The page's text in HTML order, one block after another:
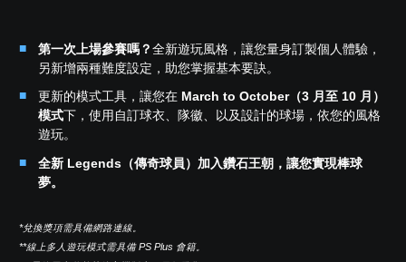
第一次上場參賽嗎？全新遊玩風格，讓您量身訂製個人體驗，
另新增兩種難度設定，助您掌握基本要訣。
更新的模式工具，讓您在 March to October（3 月至 10 月）
模式下，使用自訂球衣、隊徽、以及設計的球場，依您的風格
遊玩。
全新 Legends（傳奇球員）加入鑽石王朝，讓您實現棒球
夢。
*兌換獎項需具備網路連線。
**線上多人遊玩模式需具備 PS Plus 會籍。